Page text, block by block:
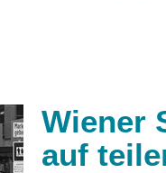
Wiener
auf